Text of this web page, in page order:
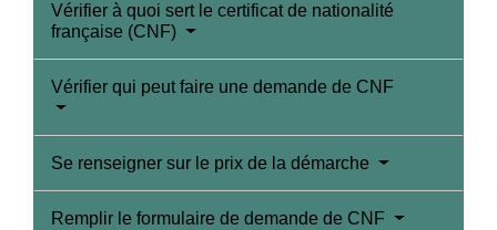
Vérifier à quoi sert le certificat de nationalité
française (CNF)
Vérifier qui peut faire une demande de CNF
Se renseigner sur le prix de la démarche
Remplir le formulaire de demande de CNF